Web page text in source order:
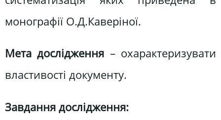
монографії О.Д.Каверіної.
Мета дослідження – охарактеризувати
властивості документу.
Завдання дослідження: